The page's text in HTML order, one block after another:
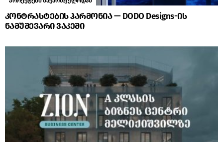
კონტრასტების ჰარმონია — DODO Designs-ის
ნამუშევარი ვაკეში